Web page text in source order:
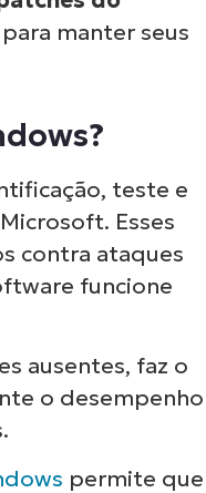
para manter seus
teste e
Esses
contra ataques
funcione
ausentes, faz o
o desempenho
permite que